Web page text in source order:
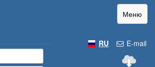
Меню
E-mail
RU